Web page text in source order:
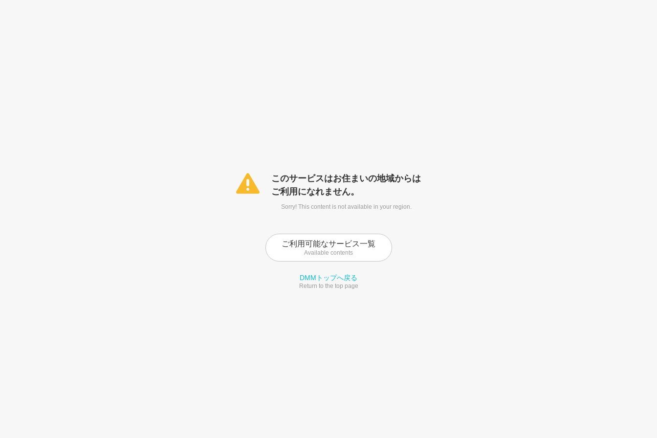
このサービスはお住まいの地域からは
ご利用になれません。
Sorry! This content is not available in your region.
ご利用可能なサービス一覧
Available contents
DMMトップへ戻る
Return to the top page